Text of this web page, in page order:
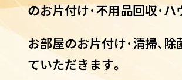
のお片付け･不用品回収･
お部屋のお片付け･清掃､
ていただきます｡